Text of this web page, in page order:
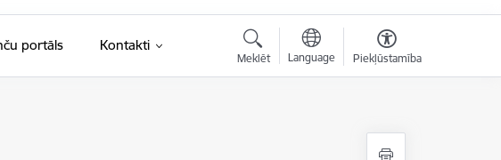
portāls(Ārējā saite)
Kontakti
Meklēt Language Piekļūstamība